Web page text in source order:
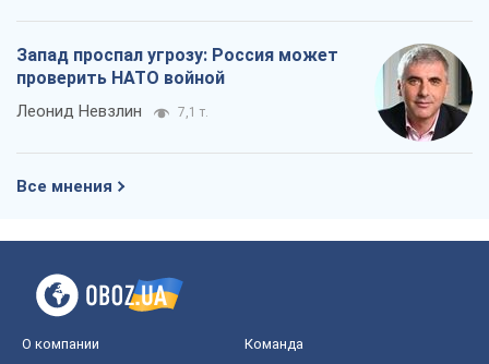
Запад проспал угрозу: Россия может
проверить НАТО войной
Леонид Невзлин 7,1 т.
Все мнения
О компании Команда